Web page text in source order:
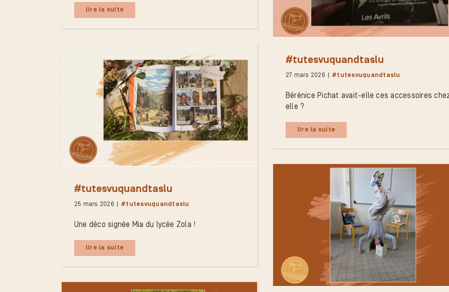
lire la suite
#tutesvuquandtaslu
27 mars 2026 #tutesvuquandtaslu
Bérénice Pichat avait-elle ces accessoires
elle ?
lire la suite
#tutesvuquandtaslu
25 mars 2026 #tutesvuquandtaslu
Une déco signée Mia du lycée Zola !
lire la suite